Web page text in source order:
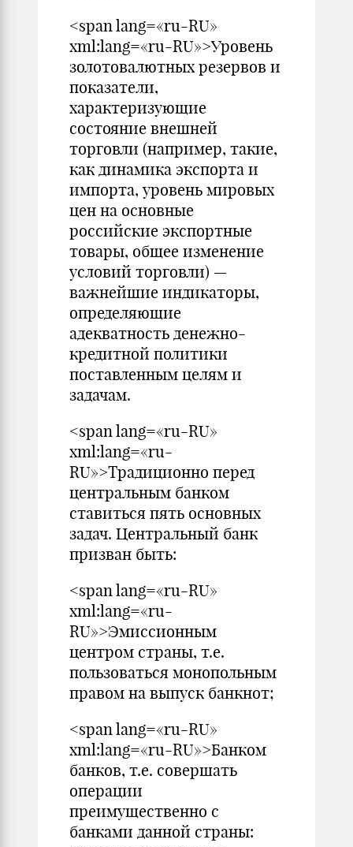
<span lang=«ru-RU»
xml:lang=«ru-RU»>Уровень
золотовалютных резервов и
показатели,
характеризующие
состояние внешней
торговли (например, такие,
как динамика экспорта и
импорта, уровень мировых
цен на основные
российские экспортные
товары, общее изменение
условий торговли) —
важнейшие индикаторы,
определяющие
адекватность денежно-
кредитной политики
поставленным целям и
задачам.
<span lang=«ru-RU»
xml:lang=«ru-
RU»>Традиционно перед
центральным банком
ставиться пять основных
задач. Центральный банк
призван быть:
<span lang=«ru-RU»
xml:lang=«ru-
RU»>Эмиссионным
центром страны, т.е.
пользоваться монопольным
правом на выпуск банкнот;
<span lang=«ru-RU»
xml:lang=«ru-RU»>Банком
банков, т.е. совершать
операции
преимущественно с
банками данной страны: